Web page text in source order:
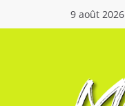
9 août 2026